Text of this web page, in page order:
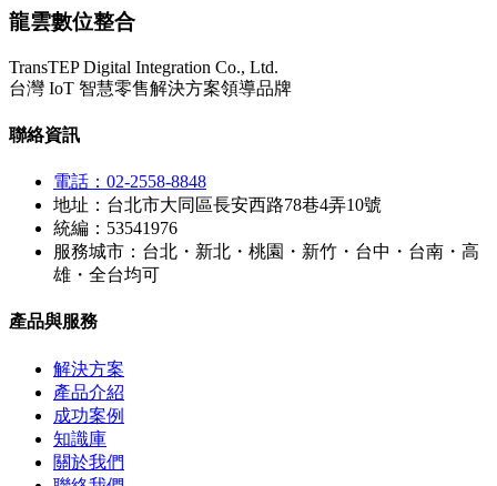
龍雲數位整合
TransTEP Digital Integration Co., Ltd.
台灣 IoT 智慧零售解決方案領導品牌
聯絡資訊
電話：02-2558-8848
地址：台北市大同區長安西路78巷4弄10號
統編：53541976
服務城市：台北・新北・桃園・新竹・台中・台南・高
雄・全台均可
產品與服務
解決方案
產品介紹
成功案例
知識庫
關於我們